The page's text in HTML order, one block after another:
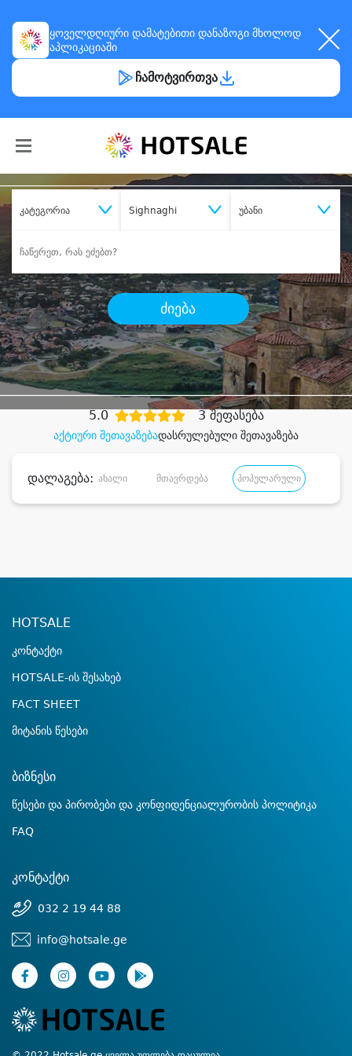
ყოველდღიური დამატებითი დანაზოგი მხოლოდ
აპლიკაციაში
ჩამოტვირთვა
კატეგორია Sighnaghi უბანი
ძიება
შეიძინესასურველი მომსახურება
დიდი დანაზოგით
აქტიური შეთავაზებადასრულებული შეთავაზება
5.0 3 შეფასება
დალაგება: ახალი მთავრდება პოპულარული
HOTSALE
კონტაქტი
HOTSALE-ის შესახებ
FACT SHEET
მიტანის წესები
ბიზნესი
წესები და პირობები და კონფიდენციალურობის პოლიტიკა
FAQ
კონტაქტი
032 2 19 44 88
info@hotsale.ge